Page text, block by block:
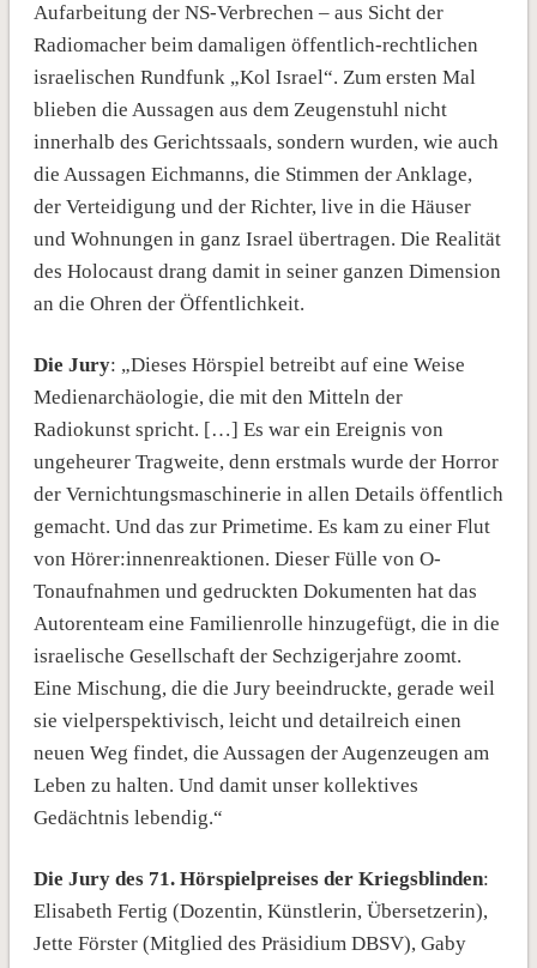
Aufarbeitung der NS-Verbrechen – aus Sicht der
Radiomacher beim damaligen öffentlich-rechtlichen
israelischen Rundfunk „Kol Israel“. Zum ersten Mal
blieben die Aussagen aus dem Zeugenstuhl nicht
innerhalb des Gerichtssaals, sondern wurden, wie auch
die Aussagen Eichmanns, die Stimmen der Anklage,
der Verteidigung und der Richter, live in die Häuser
und Wohnungen in ganz Israel übertragen. Die Realität
des Holocaust drang damit in seiner ganzen Dimension
an die Ohren der Öffentlichkeit.
Die Jury: „Dieses Hörspiel betreibt auf eine Weise
Medienarchäologie, die mit den Mitteln der
Radiokunst spricht. […] Es war ein Ereignis von
ungeheurer Tragweite, denn erstmals wurde der Horror
der Vernichtungsmaschinerie in allen Details öffentlich
gemacht. Und das zur Primetime. Es kam zu einer Flut
von Hörer:innenreaktionen. Dieser Fülle von O-
Tonaufnahmen und gedruckten Dokumenten hat das
Autorenteam eine Familienrolle hinzugefügt, die in die
israelische Gesellschaft der Sechzigerjahre zoomt.
Eine Mischung, die die Jury beeindruckte, gerade weil
sie vielperspektivisch, leicht und detailreich einen
neuen Weg findet, die Aussagen der Augenzeugen am
Leben zu halten. Und damit unser kollektives
Gedächtnis lebendig.“
Die Jury des 71. Hörspielpreises der Kriegsblinden:
Elisabeth Fertig (Dozentin, Künstlerin, Übersetzerin),
Jette Förster (Mitglied des Präsidium DBSV), Gaby